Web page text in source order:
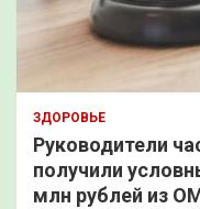
ЗДОРОВЬЕ
Руководители
получили
млн рублей из